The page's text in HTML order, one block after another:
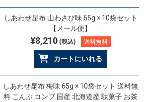
しあわせ昆布 山わさび味 65g × 10袋セット
【メール便】
¥8,210(税込) 送料無料
カートにいれる
しあわせ昆布 梅味 65g × 10袋セット 送料無
料 こんぶ コンブ 国産 北海道産 駄菓子 お茶